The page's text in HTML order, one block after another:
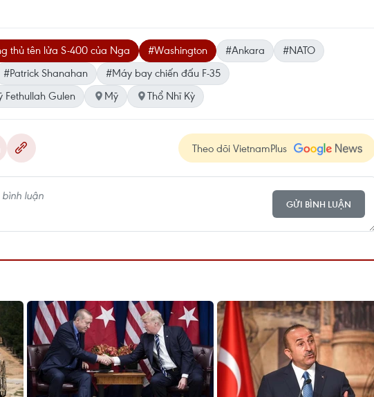
thủ tên lửa S-400 của Nga #Washington #Ankara
#NATO
#Patrick Shanahan
#Máy bay chiến đấu F-35
Fethullah Gulen
Mỹ Thổ Nhĩ Kỳ
Theo dõi VietnamPlus
GỬI BÌNH LUẬN